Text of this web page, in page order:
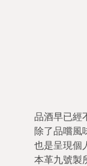
品酒早已經
除了品嚐風
也是呈現個
本革九號製